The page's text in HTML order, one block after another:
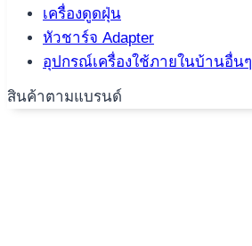
เครื่องดูดฝุ่น
หัวชาร์จ Adapter
อุปกรณ์เครื่องใช้ภายในบ้านอื่นๆ
สินค้าตามแบรนด์